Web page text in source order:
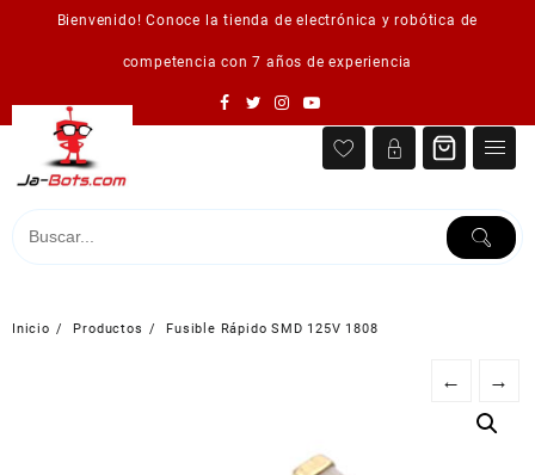
Bienvenido! Conoce la tienda de electrónica y robótica de
competencia con 7 años de experiencia
Inicio Productos Fusible Rápido SMD 125V 1808
← →